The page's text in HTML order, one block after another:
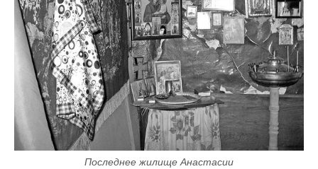
Последнее жилище Анастасии